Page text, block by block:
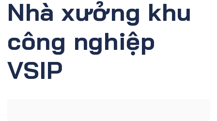
Nhà xưởng khu
công nghiệp
VSIP